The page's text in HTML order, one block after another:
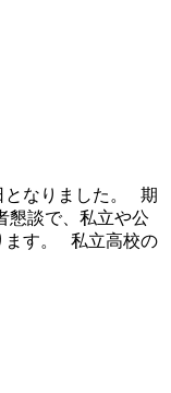
となりました。 期
懇談で、私立や公
ます。 私立高校の